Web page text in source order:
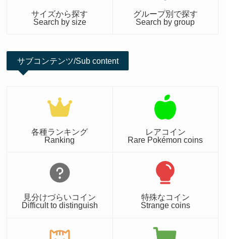
サイズから探す
Search by size
グループ別で探す
Search by group
サブコンテンツ/Sub content
各種ランキング
Ranking
レアコイン
Rare Pokémon coins
見分けづらいコイン
Difficult to distinguish
特殊なコイン
Strange coins